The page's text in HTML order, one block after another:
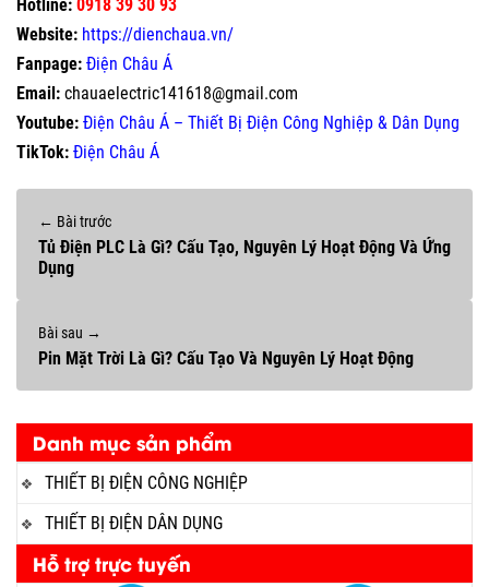
Danh mục sản phẩm
THIẾT BỊ ĐIỆN CÔNG NGHIỆP
THIẾT BỊ ĐIỆN DÂN DỤNG
Hỗ trợ trực tuyến
Hotline: 0918 39 30 93
Website: https://dienchaua.vn/
Fanpage: Điện Châu Á
Email: chauaelectric141618@gmail.com
Youtube: Điện Châu Á – Thiết Bị Điện Công Nghiệp & Dân Dụng
TikTok: Điện Châu Á
← Bài trước
Tủ Điện PLC Là Gì? Cấu Tạo, Nguyên Lý Hoạt Động Và Ứng
Dụng
Bài sau →
Pin Mặt Trời Là Gì? Cấu Tạo Và Nguyên Lý Hoạt Động